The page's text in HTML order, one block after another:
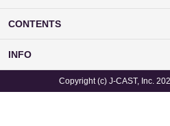
CONTENTS
INFO
Copyright (c) J-CAST, Inc.